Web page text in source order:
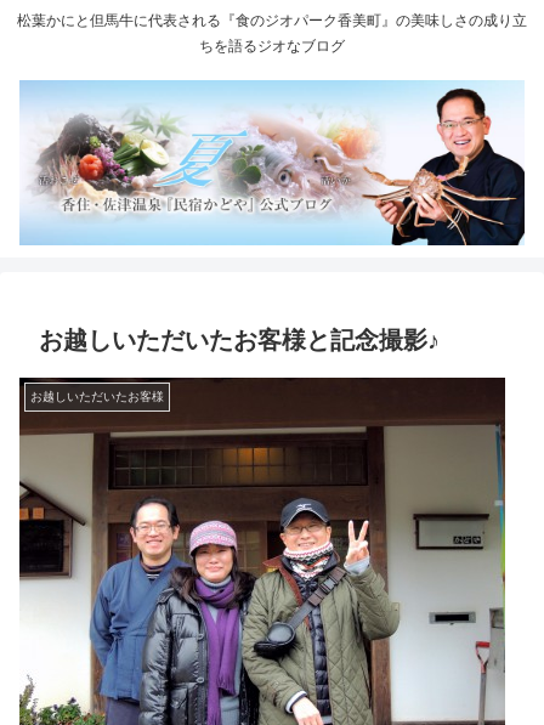
松葉かにと但馬牛に代表される『食のジオパーク香美町』の美味しさの成り立
ちを語るジオなブログ
お越しいただいたお客様と記念撮影♪
お越しいただいたお客様